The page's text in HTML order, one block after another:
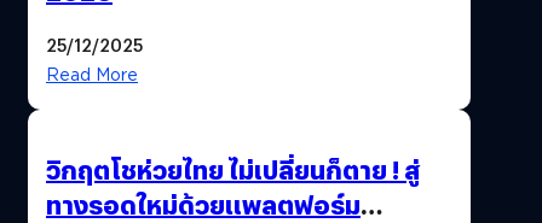
25/12/2025
Read More
วิกฤตโชห่วยไทย ไม่เปลี่ยนก็ตาย ! สู่
ทางรอดใหม่ด้วยแพลตฟอร์ม